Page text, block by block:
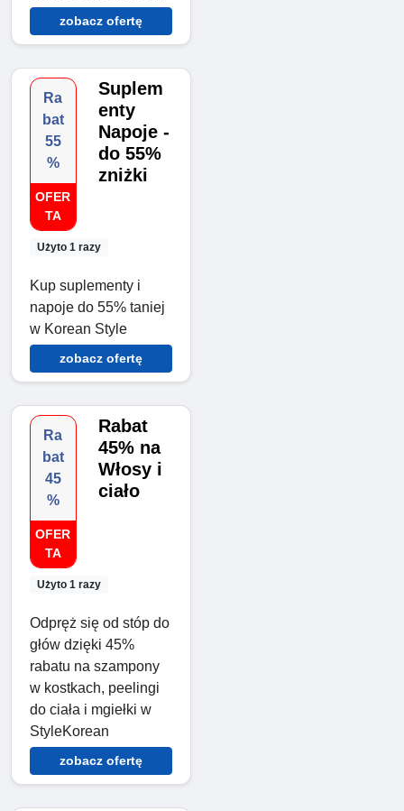
zobacz ofertę
Ra
bat
55
%
OFER
TA
Użyto 1 razy
Suplem
enty
Napoje -
do 55%
zniżki
Kup suplementy i
napoje do 55% taniej
w Korean Style
zobacz ofertę
Ra
bat
45
%
OFER
TA
Użyto 1 razy
Rabat
45% na
Włosy i
ciało
Odpręż się od stóp do
głów dzięki 45%
rabatu na szampony
w kostkach, peelingi
do ciała i mgiełki w
StyleKorean
zobacz ofertę